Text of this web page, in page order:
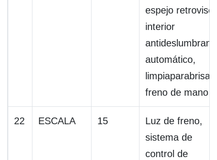
espejo retrovisor
interior
automático,
freno de mano
22 ESCALA 15
Luz de freno,
sistema de
control de